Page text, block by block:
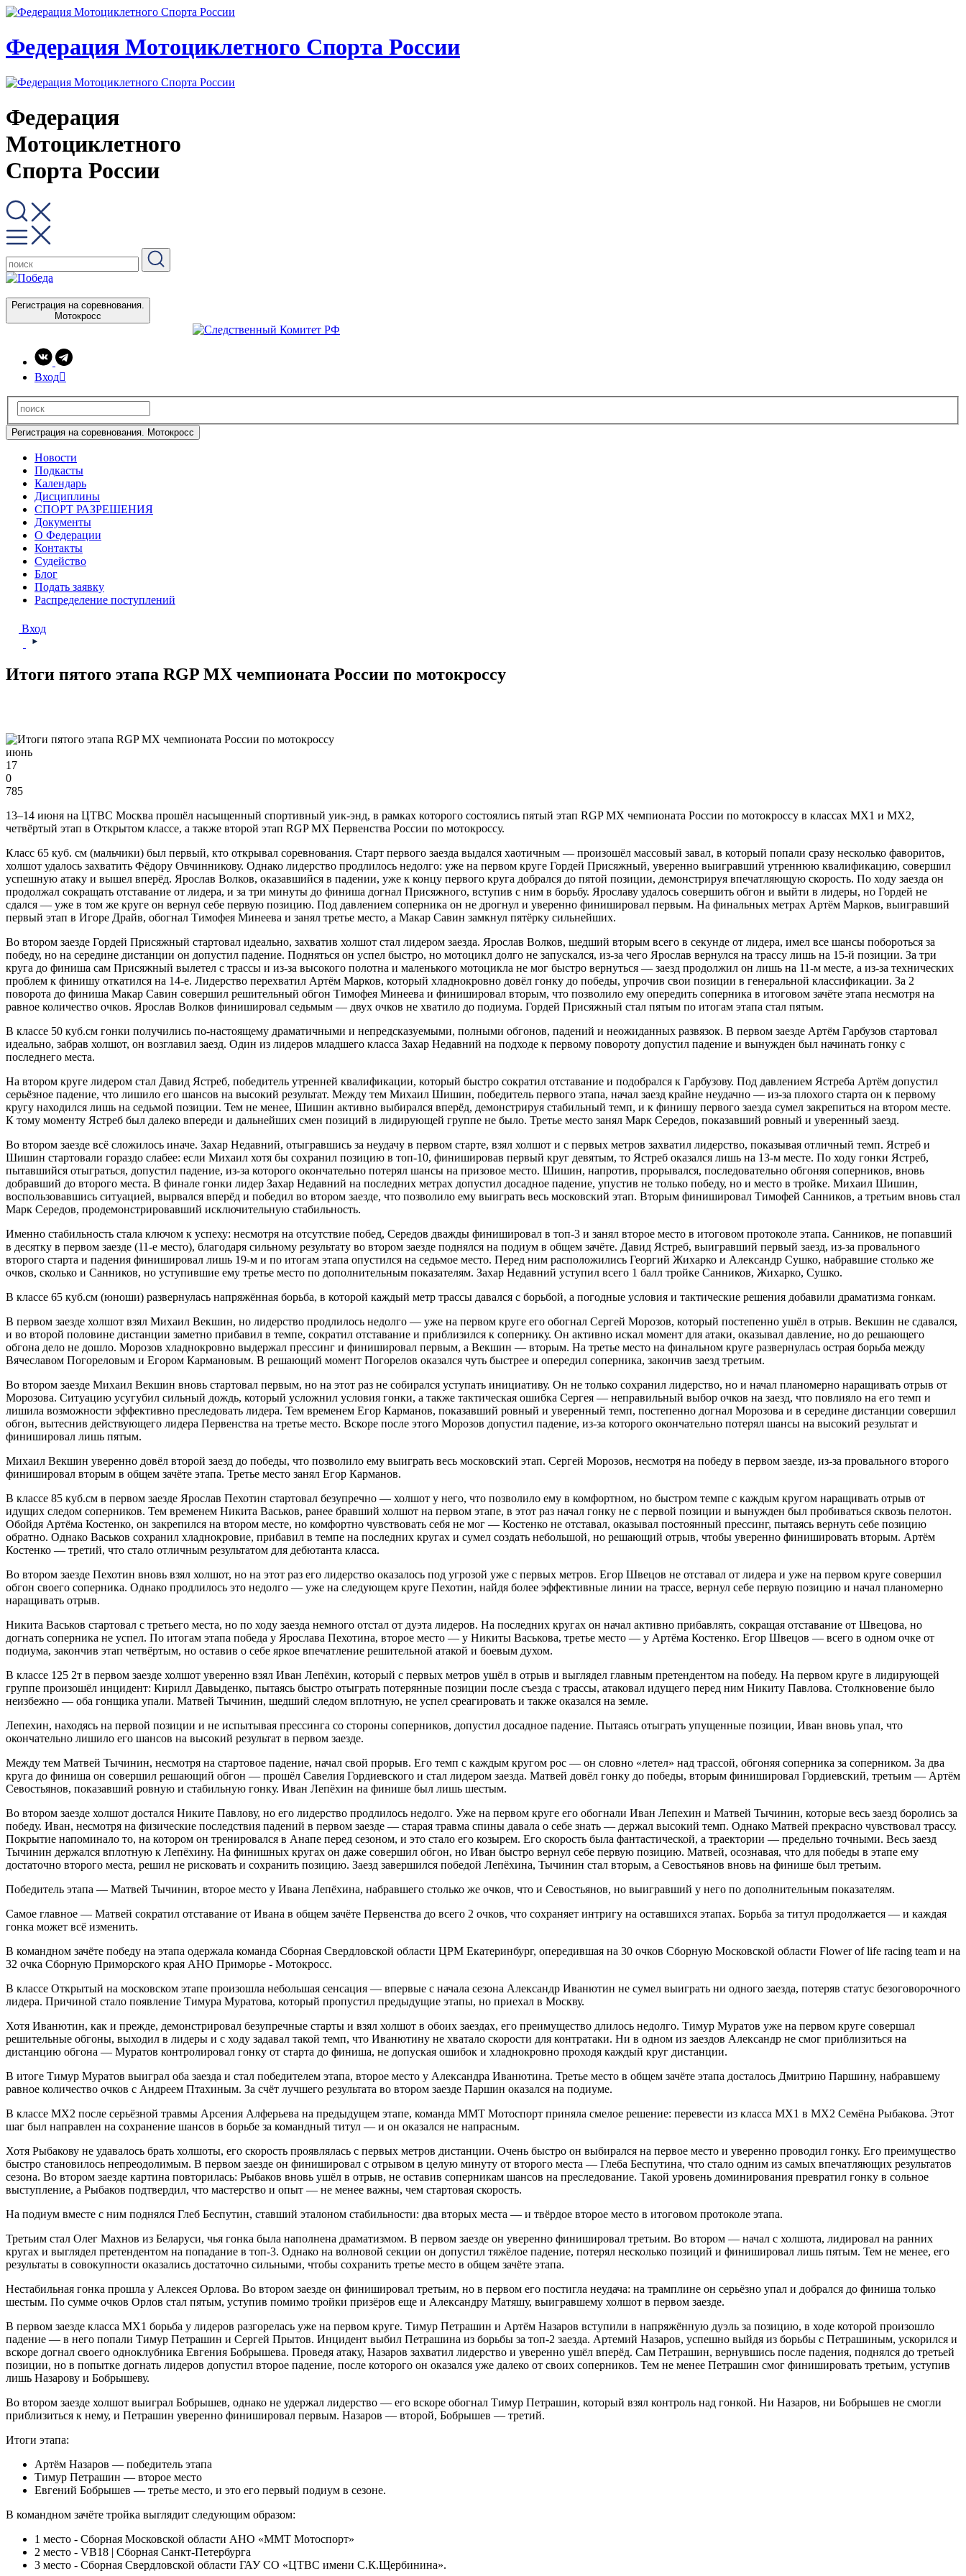
Федерация Мотоциклетного Спорта России
Федерация
Мотоциклетного
Спорта России
Регистрация на соревнования.
Мотокросс
Вход
Регистрация на соревнования. Мотокросс
Новости
Подкасты
Календарь
Дисциплины
СПОРТ РАЗРЕШЕНИЯ
Документы
О Федерации
Контакты
Судейство
Блог
Подать заявку
Распределение поступлений
Вход
Итоги пятого этапа RGP MX чемпионата России по мотокроссу
июнь
17
0
785
13–14 июня на ЦТВС Москва прошёл насыщенный спортивный уик-энд, в рамках которого состоялись пятый этап RGP MX чемпионата России по мотокроссу в классах MX1 и MX2,
четвёртый этап в Открытом классе, а также второй этап RGP MX Первенства России по мотокроссу.
Класс 65 куб. см (мальчики) был первый, кто открывал соревнования. Старт первого заезда выдался хаотичным — произошёл массовый завал, в который попали сразу несколько фаворитов,
холшот удалось захватить Фёдору Овчинникову. Однако лидерство продлилось недолго: уже на первом круге Гордей Присяжный, уверенно выигравший утреннюю квалификацию, совершил
успешную атаку и вышел вперёд. Ярослав Волков, оказавшийся в падении, уже к концу первого круга добрался до пятой позиции, демонстрируя впечатляющую скорость. По ходу заезда он
продолжал сокращать отставание от лидера, и за три минуты до финиша догнал Присяжного, вступив с ним в борьбу. Ярославу удалось совершить обгон и выйти в лидеры, но Гордей не
сдался — уже в том же круге он вернул себе первую позицию. Под давлением соперника он не дрогнул и уверенно финишировал первым. На финальных метрах Артём Марков, выигравший
первый этап в Игоре Драйв, обогнал Тимофея Минеева и занял третье место, а Макар Савин замкнул пятёрку сильнейших.
Во втором заезде Гордей Присяжный стартовал идеально, захватив холшот стал лидером заезда. Ярослав Волков, шедший вторым всего в секунде от лидера, имел все шансы побороться за
победу, но на середине дистанции он допустил падение. Подняться он успел быстро, но мотоцикл долго не запускался, из-за чего Ярослав вернулся на трассу лишь на 15-й позиции. За три
круга до финиша сам Присяжный вылетел с трассы и из-за высокого полотна и маленького мотоцикла не мог быстро вернуться — заезд продолжил он лишь на 11-м месте, а из-за технических
проблем к финишу откатился на 14-е. Лидерство перехватил Артём Марков, который хладнокровно довёл гонку до победы, упрочив свои позиции в генеральной классификации. За 2
поворота до финиша Макар Савин совершил решительный обгон Тимофея Минеева и финишировал вторым, что позволило ему опередить соперника в итоговом зачёте этапа несмотря на
равное количество очков. Ярослав Волков финишировал седьмым — двух очков не хватило до подиума. Гордей Присяжный стал пятым по итогам этапа стал пятым.
В классе 50 куб.см гонки получились по-настоящему драматичными и непредсказуемыми, полными обгонов, падений и неожиданных развязок. В первом заезде Артём Гарбузов стартовал
идеально, забрав холшот, он возглавил заезд. Один из лидеров младшего класса Захар Недавний на подходе к первому повороту допустил падение и вынужден был начинать гонку с
последнего места.
На втором круге лидером стал Давид Ястреб, победитель утренней квалификации, который быстро сократил отставание и подобрался к Гарбузову. Под давлением Ястреба Артём допустил
серьёзное падение, что лишило его шансов на высокий результат. Между тем Михаил Шишин, победитель первого этапа, начал заезд крайне неудачно — из-за плохого старта он к первому
кругу находился лишь на седьмой позиции. Тем не менее, Шишин активно выбирался вперёд, демонстрируя стабильный темп, и к финишу первого заезда сумел закрепиться на втором месте.
К тому моменту Ястреб был далеко впереди и дальнейших смен позиций в лидирующей группе не было. Третье место занял Марк Середов, показавший ровный и уверенный заезд.
Во втором заезде всё сложилось иначе. Захар Недавний, отыгравшись за неудачу в первом старте, взял холшот и с первых метров захватил лидерство, показывая отличный темп. Ястреб и
Шишин стартовали гораздо слабее: если Михаил хотя бы сохранил позицию в топ-10, финишировав первый круг девятым, то Ястреб оказался лишь на 13-м месте. По ходу гонки Ястреб,
пытавшийся отыграться, допустил падение, из-за которого окончательно потерял шансы на призовое место. Шишин, напротив, прорывался, последовательно обгоняя соперников, вновь
добравший до второго места. В финале гонки лидер Захар Недавний на последних метрах допустил досадное падение, упустив не только победу, но и место в тройке. Михаил Шишин,
воспользовавшись ситуацией, вырвался вперёд и победил во втором заезде, что позволило ему выиграть весь московский этап. Вторым финишировал Тимофей Санников, а третьим вновь стал
Марк Середов, продемонстрировавший исключительную стабильность.
Именно стабильность стала ключом к успеху: несмотря на отсутствие побед, Середов дважды финишировал в топ-3 и занял второе место в итоговом протоколе этапа. Санников, не попавший
в десятку в первом заезде (11-е место), благодаря сильному результату во втором заезде поднялся на подиум в общем зачёте. Давид Ястреб, выигравший первый заезд, из-за провального
второго старта и падения финишировал лишь 19-м и по итогам этапа опустился на седьмое место. Перед ним расположились Георгий Жихарко и Александр Сушко, набравшие столько же
очков, сколько и Санников, но уступившие ему третье место по дополнительным показателям. Захар Недавний уступил всего 1 балл тройке Санников, Жихарко, Сушко.
В классе 65 куб.см (юноши) развернулась напряжённая борьба, в которой каждый метр трассы давался с борьбой, а погодные условия и тактические решения добавили драматизма гонкам.
В первом заезде холшот взял Михаил Векшин, но лидерство продлилось недолго — уже на первом круге его обогнал Сергей Морозов, который постепенно ушёл в отрыв. Векшин не сдавался,
и во второй половине дистанции заметно прибавил в темпе, сократил отставание и приблизился к сопернику. Он активно искал момент для атаки, оказывал давление, но до решающего
обгона дело не дошло. Морозов хладнокровно выдержал прессинг и финишировал первым, а Векшин — вторым. На третье место на финальном круге развернулась острая борьба между
Вячеславом Погореловым и Егором Кармановым. В решающий момент Погорелов оказался чуть быстрее и опередил соперника, закончив заезд третьим.
Во втором заезде Михаил Векшин вновь стартовал первым, но на этот раз не собирался уступать инициативу. Он не только сохранил лидерство, но и начал планомерно наращивать отрыв от
Морозова. Ситуацию усугубил сильный дождь, который усложнил условия гонки, а также тактическая ошибка Сергея — неправильный выбор очков на заезд, что повлияло на его темп и
лишила возможности эффективно преследовать лидера. Тем временем Егор Карманов, показавший ровный и уверенный темп, постепенно догнал Морозова и в середине дистанции совершил
обгон, вытеснив действующего лидера Первенства на третье место. Вскоре после этого Морозов допустил падение, из-за которого окончательно потерял шансы на высокий результат и
финишировал лишь пятым.
Михаил Векшин уверенно довёл второй заезд до победы, что позволило ему выиграть весь московский этап. Сергей Морозов, несмотря на победу в первом заезде, из-за провального второго
финишировал вторым в общем зачёте этапа. Третье место занял Егор Карманов.
В классе 85 куб.см в первом заезде Ярослав Пехотин стартовал безупречно — холшот у него, что позволило ему в комфортном, но быстром темпе с каждым кругом наращивать отрыв от
идущих следом соперников. Тем временем Никита Васьков, ранее бравший холшот на первом этапе, в этот раз начал гонку не с первой позиции и вынужден был пробиваться сквозь пелотон.
Обойдя Артёма Костенко, он закрепился на втором месте, но комфортно чувствовать себя не мог — Костенко не отставал, оказывал постоянный прессинг, пытаясь вернуть себе позицию
обратно. Однако Васьков сохранил хладнокровие, прибавил в темпе на последних кругах и сумел создать небольшой, но решающий отрыв, чтобы уверенно финишировать вторым. Артём
Костенко — третий, что стало отличным результатом для дебютанта класса.
Во втором заезде Пехотин вновь взял холшот, но на этот раз его лидерство оказалось под угрозой уже с первых метров. Егор Швецов не отставал от лидера и уже на первом круге совершил
обгон своего соперника. Однако продлилось это недолго — уже на следующем круге Пехотин, найдя более эффективные линии на трассе, вернул себе первую позицию и начал планомерно
наращивать отрыв.
Никита Васьков стартовал с третьего места, но по ходу заезда немного отстал от дуэта лидеров. На последних кругах он начал активно прибавлять, сокращая отставание от Швецова, но
догнать соперника не успел. По итогам этапа победа у Ярослава Пехотина, второе место — у Никиты Васькова, третье место — у Артёма Костенко. Егор Швецов — всего в одном очке от
подиума, закончив этап четвёртым, но оставив о себе яркое впечатление решительной атакой и боевым духом.
В классе 125 2т в первом заезде холшот уверенно взял Иван Лепёхин, который с первых метров ушёл в отрыв и выглядел главным претендентом на победу. На первом круге в лидирующей
группе произошёл инцидент: Кирилл Давыденко, пытаясь быстро отыграть потерянные позиции после съезда с трассы, атаковал идущего перед ним Никиту Павлова. Столкновение было
неизбежно — оба гонщика упали. Матвей Тычинин, шедший следом вплотную, не успел среагировать и также оказался на земле.
Лепехин, находясь на первой позиции и не испытывая прессинга со стороны соперников, допустил досадное падение. Пытаясь отыграть упущенные позиции, Иван вновь упал, что
окончательно лишило его шансов на высокий результат в первом заезде.
Между тем Матвей Тычинин, несмотря на стартовое падение, начал свой прорыв. Его темп с каждым кругом рос — он словно «летел» над трассой, обгоняя соперника за соперником. За два
круга до финиша он совершил решающий обгон — прошёл Савелия Гордиевского и стал лидером заезда. Матвей довёл гонку до победы, вторым финишировал Гордиевский, третьим — Артём
Севостьянов, показавший ровную и стабильную гонку. Иван Лепёхин на финише был лишь шестым.
Во втором заезде холшот достался Никите Павлову, но его лидерство продлилось недолго. Уже на первом круге его обогнали Иван Лепехин и Матвей Тычинин, которые весь заезд боролись за
победу. Иван, несмотря на физические последствия падений в первом заезде — старая травма спины давала о себе знать — держал высокий темп. Однако Матвей прекрасно чувствовал трассу.
Покрытие напоминало то, на котором он тренировался в Анапе перед сезоном, и это стало его козырем. Его скорость была фантастической, а траектории — предельно точными. Весь заезд
Тычинин держался вплотную к Лепёхину. На финишных кругах он даже совершил обгон, но Иван быстро вернул себе первую позицию. Матвей, осознавая, что для победы в этапе ему
достаточно второго места, решил не рисковать и сохранить позицию. Заезд завершился победой Лепёхина, Тычинин стал вторым, а Севостьянов вновь на финише был третьим.
Победитель этапа — Матвей Тычинин, второе место у Ивана Лепёхина, набравшего столько же очков, что и Севостьянов, но выигравший у него по дополнительным показателям.
Самое главное — Матвей сократил отставание от Ивана в общем зачёте Первенства до всего 2 очков, что сохраняет интригу на оставшихся этапах. Борьба за титул продолжается — и каждая
гонка может всё изменить.
В командном зачёте победу на этапа одержала команда Сборная Свердловской области ЦРМ Екатеринбург, опередившая на 30 очков Сборную Московской области Flower of life racing team и на
32 очка Сборную Приморского края АНО Приморье - Мотокросс.
В классе Открытый на московском этапе произошла небольшая сенсация — впервые с начала сезона Александр Иванютин не сумел выиграть ни одного заезда, потеряв статус безоговорочного
лидера. Причиной стало появление Тимура Муратова, который пропустил предыдущие этапы, но приехал в Москву.
Хотя Иванютин, как и прежде, демонстрировал безупречные старты и взял холшот в обоих заездах, его преимущество длилось недолго. Тимур Муратов уже на первом круге совершал
решительные обгоны, выходил в лидеры и с ходу задавал такой темп, что Иванютину не хватало скорости для контратаки. Ни в одном из заездов Александр не смог приблизиться на
дистанцию обгона — Муратов контролировал гонку от старта до финиша, не допуская ошибок и хладнокровно проходя каждый круг дистанции.
В итоге Тимур Муратов выиграл оба заезда и стал победителем этапа, второе место у Александра Иванютина. Третье место в общем зачёте этапа досталось Дмитрию Паршину, набравшему
равное количество очков с Андреем Птахиным. За счёт лучшего результата во втором заезде Паршин оказался на подиуме.
В классе MX2 после серьёзной травмы Арсения Алферьева на предыдущем этапе, команда ММТ Мотоспорт приняла смелое решение: перевести из класса MX1 в MX2 Семёна Рыбакова. Этот
шаг был направлен на сохранение шансов в борьбе за командный титул — и он оказался не напрасным.
Хотя Рыбакову не удавалось брать холшоты, его скорость проявлялась с первых метров дистанции. Очень быстро он выбирался на первое место и уверенно проводил гонку. Его преимущество
быстро становилось непреодолимым. В первом заезде он финишировал с отрывом в целую минуту от второго места — Глеба Беспутина, что стало одним из самых впечатляющих результатов
сезона. Во втором заезде картина повторилась: Рыбаков вновь ушёл в отрыв, не оставив соперникам шансов на преследование. Такой уровень доминирования превратил гонку в сольное
выступление, а Рыбаков подтвердил, что мастерство и опыт — не менее важны, чем стартовая скорость.
На подиум вместе с ним поднялся Глеб Беспутин, ставший эталоном стабильности: два вторых места — и твёрдое второе место в итоговом протоколе этапа.
Третьим стал Олег Махнов из Беларуси, чья гонка была наполнена драматизмом. В первом заезде он уверенно финишировал третьим. Во втором — начал с холшота, лидировал на ранних
кругах и выглядел претендентом на попадание в топ-3. Однако на волновой секции он допустил тяжёлое падение, потерял несколько позиций и финишировал лишь пятым. Тем не менее, его
результаты в совокупности оказались достаточно сильными, чтобы сохранить третье место в общем зачёте этапа.
Нестабильная гонка прошла у Алексея Орлова. Во втором заезде он финишировал третьим, но в первом его постигла неудача: на трамплине он серьёзно упал и добрался до финиша только
шестым. По сумме очков Орлов стал пятым, уступив помимо тройки призёров еще и Александру Матяшу, выигравшему холшот в первом заезде.
В первом заезде класса MX1 борьба у лидеров разгорелась уже на первом круге. Тимур Петрашин и Артём Назаров вступили в напряжённую дуэль за позицию, в ходе которой произошло
падение — в него попали Тимур Петрашин и Сергей Прытов. Инцидент выбил Петрашина из борьбы за топ-2 заезда. Артемий Назаров, успешно выйдя из борьбы с Петрашиным, ускорился и
вскоре догнал своего одноклубника Евгения Бобрышева. Проведя атаку, Назаров захватил лидерство и уверенно ушёл вперёд. Сам Петрашин, вернувшись после падения, поднялся до третьей
позиции, но в попытке догнать лидеров допустил второе падение, после которого он оказался уже далеко от своих соперников. Тем не менее Петрашин смог финишировать третьим, уступив
лишь Назарову и Бобрышеву.
Во втором заезде холшот выиграл Бобрышев, однако не удержал лидерство — его вскоре обогнал Тимур Петрашин, который взял контроль над гонкой. Ни Назаров, ни Бобрышев не смогли
приблизиться к нему, и Петрашин уверенно финишировал первым. Назаров — второй, Бобрышев — третий.
Итоги этапа:
Артём Назаров — победитель этапа
Тимур Петрашин — второе место
Евгений Бобрышев — третье место, и это его первый подиум в сезоне.
В командном зачёте тройка выглядит следующим образом:
1 место - Сборная Московской области АНО «ММТ Мотоспорт»
2 место - VB18 | Сборная Санкт-Петербурга
3 место - Сборная Свердловской области ГАУ СО «ЦТВС имени С.К.Щербинина».